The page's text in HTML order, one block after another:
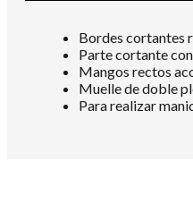
Bordes cortantes
Parte cortante
Mangos rectos
Muelle de doble
Para realizar